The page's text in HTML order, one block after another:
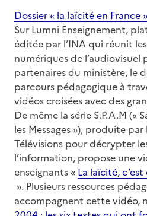
Dossier « la laïcité en France »
Sur Lumni Enseignement,
éditée par l’INA qui réunit
numériques de
partenaires du ministère, le
parcours pédagogique à
vidéos croisées avec des
De même la série S.P.A.M («
les Messages »), produite
Télévisions pour décrypter
l’information, propose une
enseignants « La laïcité,
». Plusieurs ressources
accompagnent cette vidéo,